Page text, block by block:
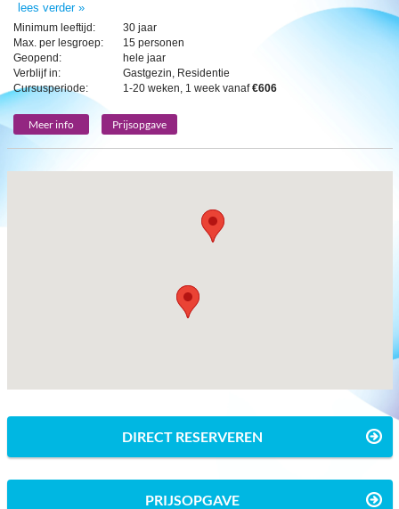
lees verder »
Minimum leeftijd:
30 jaar
Max. per lesgroep:
15 personen
Geopend:
hele jaar
Verblijf in:
Gastgezin, Residentie
Cursusperiode:
1-20 weken, 1 week vanaf€606
Meer info Prijsopgave
DIRECT RESERVEREN
PRIJSOPGAVE